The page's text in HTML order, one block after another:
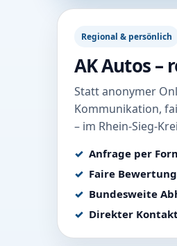
Regional & persönlich
AK Autos –
Statt anonymer
Kommunikation,
– im Rhein-Sieg-
Anfrage per
Faire
Bundesweite
Direkter